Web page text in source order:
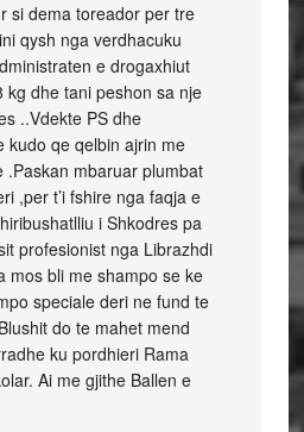
si dema toreador per tre
qysh nga verdhacuku
e drogaxhiut
kg dhe tani peshon sa nje
..Vdekte PS dhe
kudo qe qelbin ajrin me
.Paskan mbaruar plumbat
,per t’i fshire nga faqja e
i Shkodres pa
profesionist nga Librazhdi
mos bli me shampo se ke
speciale deri ne fund te
do te mahet mend
ku pordhieri Rama
Ai me gjithe Ballen e